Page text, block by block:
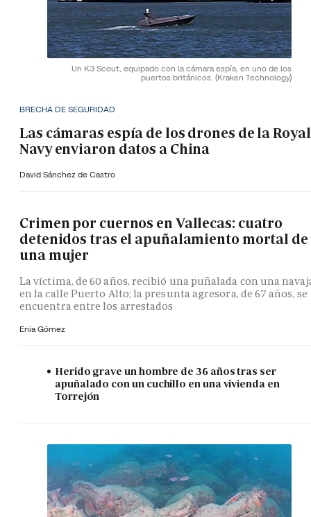
Un K3 Scout, equipado con la cámara espía, en uno de los
puertos británicos. (Kraken Technology)
BRECHA DE SEGURIDAD
Las cámaras espía de los drones de la Royal
Navy enviaron datos a China
David Sánchez de Castro
Crimen por cuernos en Vallecas: cuatro
detenidos tras el apuñalamiento mortal de
una mujer
La víctima, de 60 años, recibió una puñalada con una
en la calle Puerto Alto; la presunta agresora, de 67 años, se
encuentra entre los arrestados
Enia Gómez
Herido grave un hombre de 36 años tras ser
apuñalado con un cuchillo en una vivienda en
Torrejón